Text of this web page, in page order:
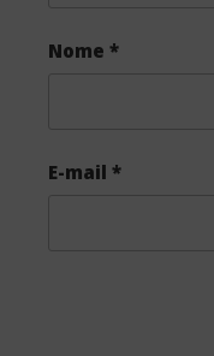
Nome *
E-mail *